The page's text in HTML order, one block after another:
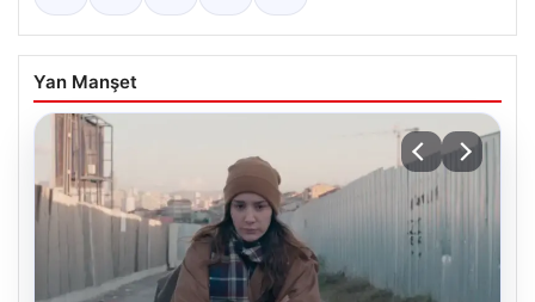
Yan Manşet